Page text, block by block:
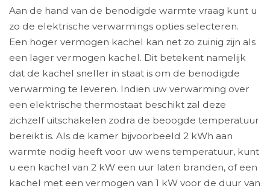
Aan de hand van de benodigde warmte vraag kunt u
zo de elektrische verwarmings opties selecteren.
Een hoger vermogen kachel kan net zo zuinig zijn als
een lager vermogen kachel. Dit betekent namelijk
dat de kachel sneller in staat is om de benodigde
verwarming te leveren. Indien uw verwarming over
een elektrische thermostaat beschikt zal deze
zichzelf uitschakelen zodra de beoogde temperatuur
bereikt is. Als de kamer bijvoorbeeld 2 kWh aan
warmte nodig heeft voor uw wens temperatuur, kunt
u een kachel van 2 kW een uur laten branden, of een
kachel met een vermogen van 1 kW voor de duur van